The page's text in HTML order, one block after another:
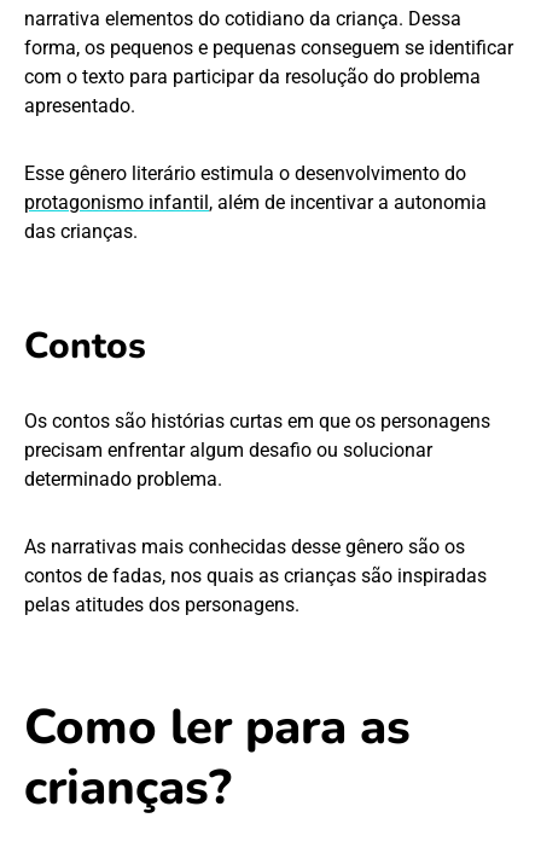
narrativa elementos do cotidiano da criança. Dessa
forma, os pequenos e pequenas conseguem se identificar
com o texto para participar da resolução do problema
apresentado.
Esse gênero literário estimula o desenvolvimento do
protagonismo infantil, além de incentivar a autonomia
das crianças.
Contos
Os contos são histórias curtas em que os personagens
precisam enfrentar algum desafio ou solucionar
determinado problema.
As narrativas mais conhecidas desse gênero são os
contos de fadas, nos quais as crianças são inspiradas
pelas atitudes dos personagens.
Como ler para as
crianças?